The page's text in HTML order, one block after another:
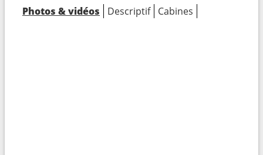
Photos & vidéos Descriptif Cabines